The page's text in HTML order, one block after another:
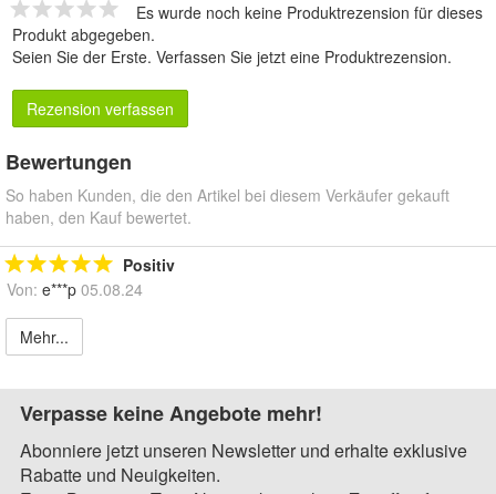
Es wurde noch keine Produktrezension für dieses
Produkt abgegeben.
Seien Sie der Erste. Verfassen Sie jetzt eine Produktrezension.
Rezension verfassen
Bewertungen
So haben Kunden, die den Artikel bei diesem Verkäufer gekauft
haben, den Kauf bewertet.
Positiv
Von: e***p 05.08.24
Mehr...
Verpasse keine Angebote mehr!
Abonniere jetzt unseren Newsletter und erhalte exklusive
Rabatte und Neuigkeiten.